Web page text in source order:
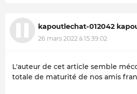
kapoutlechat-012042
26 mars 2022 à 15:39:02
L'auteur de cet article semble
totale de maturité de nos amis